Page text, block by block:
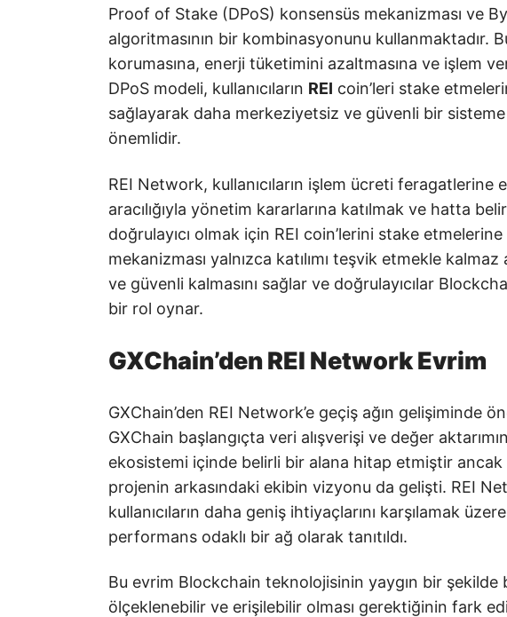
Proof of Stake (DPoS) konsensüs mekanizması ve
algoritmasının bir kombinasyonunu kullanmaktadır.
korumasına, enerji tüketimini azaltmasına ve işlem
DPoS modeli, kullanıcıların REI coin’leri stake
sağlayarak daha merkeziyetsiz ve güvenli bir
önemlidir.
REI Network, kullanıcıların işlem ücreti feragatlerine
aracılığıyla yönetim kararlarına katılmak ve hatta
doğrulayıcı olmak için REI coin’lerini stake
mekanizması yalnızca katılımı teşvik etmekle
ve güvenli kalmasını sağlar ve doğrulayıcılar
bir rol oynar.
GXChain’den REI Network Evrim
GXChain’den REI Network’e geçiş ağın gelişiminde
GXChain başlangıçta veri alışverişi ve değer
ekosistemi içinde belirli bir alana hitap etmiştir
projenin arkasındaki ekibin vizyonu da gelişti. REI
kullanıcıların daha geniş ihtiyaçlarını karşılamak
performans odaklı bir ağ olarak tanıtıldı.
Bu evrim Blockchain teknolojisinin yaygın bir şekilde
ölçeklenebilir ve erişilebilir olması gerektiğinin fark